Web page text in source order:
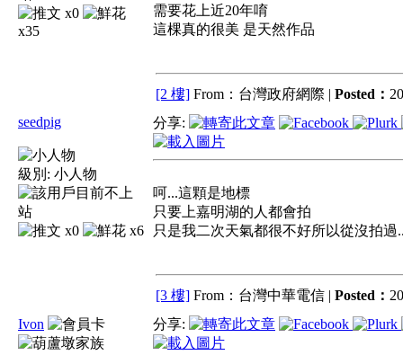
x0
x35
需要花上近20年唷
這棵真的很美 是天然作品
[2 樓] From：台灣政府網際 | Posted：
seedpig
級別: 小人物
x0 x6
分享:
呵...這顆是地標
只要上嘉明湖的人都會拍
只是我二次天氣都很不好所以從沒拍過
[3 樓] From：台灣中華電信 | Posted：
Ivon
分享: